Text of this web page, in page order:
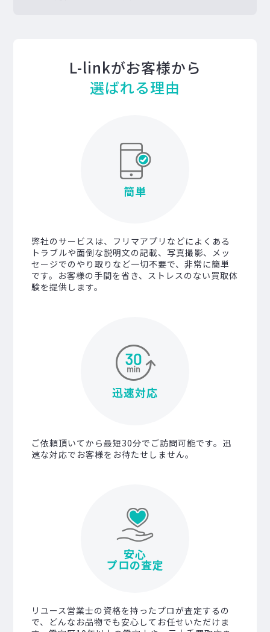
L-linkがお客様から
選ばれる理由
簡単
弊社のサービスは、フリマアプリなどによくある
トラブルや面倒な説明文の記載、写真撮影、メッ
セージでのやり取りなど一切不要で、非常に簡単
です。お客様の手間を省き、ストレスのない買取体
験を提供します。
迅速対応
ご依頼頂いてから最短30分でご訪問可能です。迅
速な対応でお客様をお待たせしません。
安心
プロの査定
リユース営業士の資格を持ったプロが査定するの
で、どんなお品物でも安心してお任せいただけま